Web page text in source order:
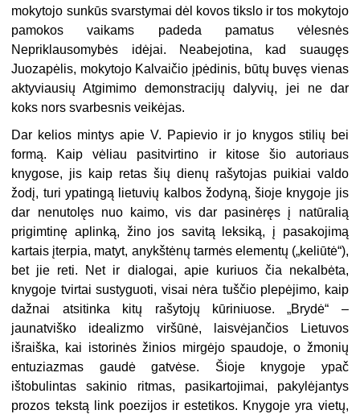
mokytojo sunkūs svarstymai dėl kovos tikslo ir tos mokytojo
pamokos vaikams padeda pamatus vėlesnės
Nepriklausomybės idėjai. Neabejotina, kad suaugęs
Juozapėlis, mokytojo Kalvaičio įpėdinis, būtų buvęs vienas
aktyviausių Atgimimo demonstracijų dalyvių, jei ne dar
koks nors svarbesnis veikėjas.
Dar kelios mintys apie V. Papievio ir jo knygos stilių bei
formą. Kaip vėliau pasitvirtino ir kitose šio autoriaus
knygose, jis kaip retas šių dienų rašytojas puikiai valdo
žodį, turi ypatingą lietuvių kalbos žodyną, šioje knygoje jis
dar nenutolęs nuo kaimo, vis dar pasinėręs į natūralią
prigimtinę aplinką, žino jos savitą leksiką, į pasakojimą
kartais įterpia, matyt, anykštėnų tarmės elementų („keliūtė“),
bet jie reti. Net ir dialogai, apie kuriuos čia nekalbėta,
knygoje tvirtai sustyguoti, visai nėra tuščio plepėjimo, kaip
dažnai atsitinka kitų rašytojų kūriniuose. „Brydė“ –
jaunatviško idealizmo viršūnė, laisvėjančios Lietuvos
išraiška, kai istorinės žinios mirgėjo spaudoje, o žmonių
entuziazmas gaudė gatvėse. Šioje knygoje ypač
ištobulintas sakinio ritmas, pasikartojimai, pakylėjantys
prozos tekstą link poezijos ir estetikos. Knygoje yra vietų,